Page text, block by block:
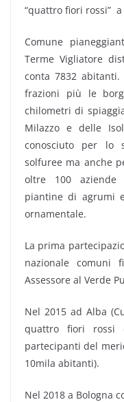
“quattro fiori rossi”
Comune
Terme Vigliatore
conta 7832
frazioni più le
chilometri di
Milazzo e delle
conosciuto per lo
solfuree ma anche
oltre 100 aziende
piantine di agrumi
ornamentale.
La prima
nazionale comuni
Assessore al Verde
Nel 2015 ad Alba
quattro fiori
partecipanti del
10mila abitanti).
Nel 2018 a Bologna